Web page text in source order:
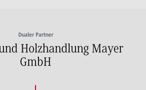
Dualer Partner
Holzhandlung Mayer
GmbH